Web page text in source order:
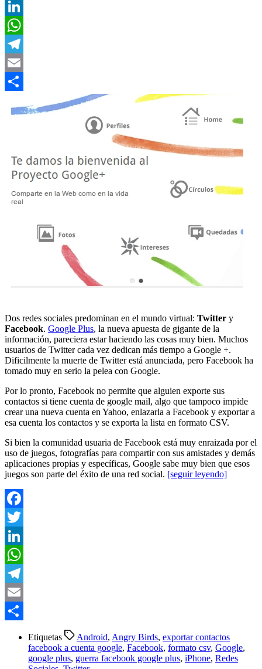
Twitter
LinkedIn
WhatsApp
Telegram
Email
Dos redes sociales predominan en el mundo virtual: Twitter y
Facebook. Google Plus, la nueva apuesta de gigante de la
información, pareciera estar haciendo las cosas muy bien. Muchos
usuarios de Twitter cada vez dedican más tiempo a Google +.
Dificilmente la muerte de Twitter está anunciada, pero Facebook ha
tomado muy en serio la pelea con Google.
Por lo pronto, Facebook no permite que alguien exporte sus
contactos si tiene cuenta de google mail, algo que tampoco impide
crear una nueva cuenta en Yahoo, enlazarla a Facebook y exportar a
esa cuenta los contactos y se exporta la lista en formato CSV.
Si bien la comunidad usuaria de Facebook está muy enraizada por el
uso de juegos, fotografías para compartir con sus amistades y demás
aplicaciones propias y específicas, Google sabe muy bien que esos
juegos son parte del éxito de una red social. [seguir leyendo]
Facebook
Twitter
LinkedIn
WhatsApp
Telegram
Email
Etiquetas Android, Angry Birds, exportar contactos
facebook a cuenta google, Facebook, formato csv, Google,
google plus, guerra facebook google plus, iPhone, Redes